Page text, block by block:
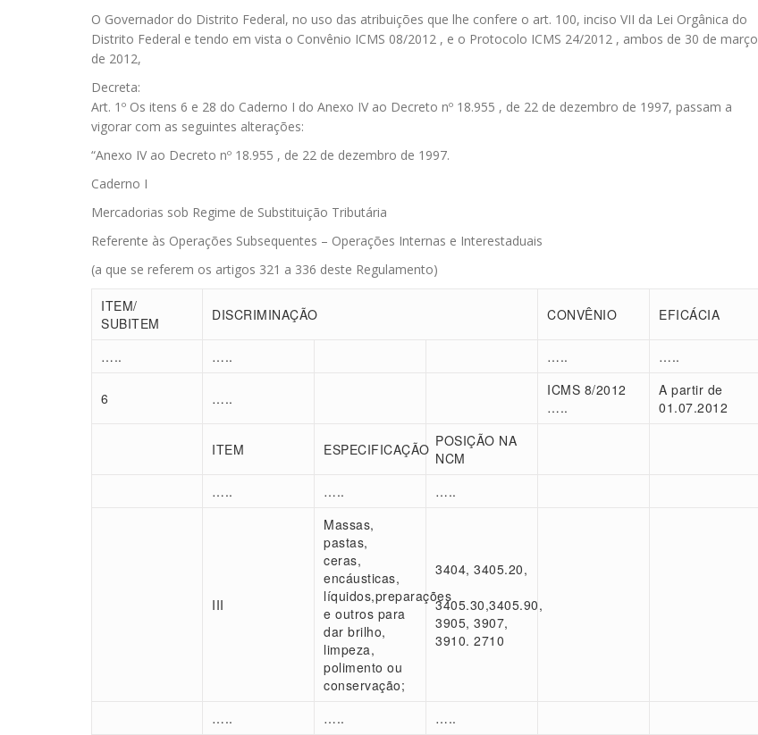
O Governador do Distrito Federal, no uso das atribuições que lhe confere o art. 100, inciso VII da Lei Orgânica do
Distrito Federal e tendo em vista o Convênio ICMS 08/2012 , e o Protocolo ICMS 24/2012 , ambos de 30 de março
de 2012,
Decreta:
Art. 1º Os itens 6 e 28 do Caderno I do Anexo IV ao Decreto nº 18.955 , de 22 de dezembro de 1997, passam a
vigorar com as seguintes alterações:
“Anexo IV ao Decreto nº 18.955 , de 22 de dezembro de 1997.
Caderno I
Mercadorias sob Regime de Substituição Tributária
Referente às Operações Subsequentes – Operações Internas e Interestaduais
(a que se referem os artigos 321 a 336 deste Regulamento)
ITEM/
SUBITEM
DISCRIMINAÇÃO CONVÊNIO EFICÁCIA
….. ….. ….. …..
6 …..
ICMS 8/2012
…..
A partir de
01.07.2012
ITEM ESPECIFICAÇÃO POSIÇÃO NA
NCM
…..
….. …..
III
Massas,
pastas,
ceras,
encáusticas,
líquidos,preparações
e outros para
dar brilho,
limpeza,
polimento ou
conservação;
3404, 3405.20,
3405.30,3405.90,
3905, 3907,
3910. 2710
….. ….. …..